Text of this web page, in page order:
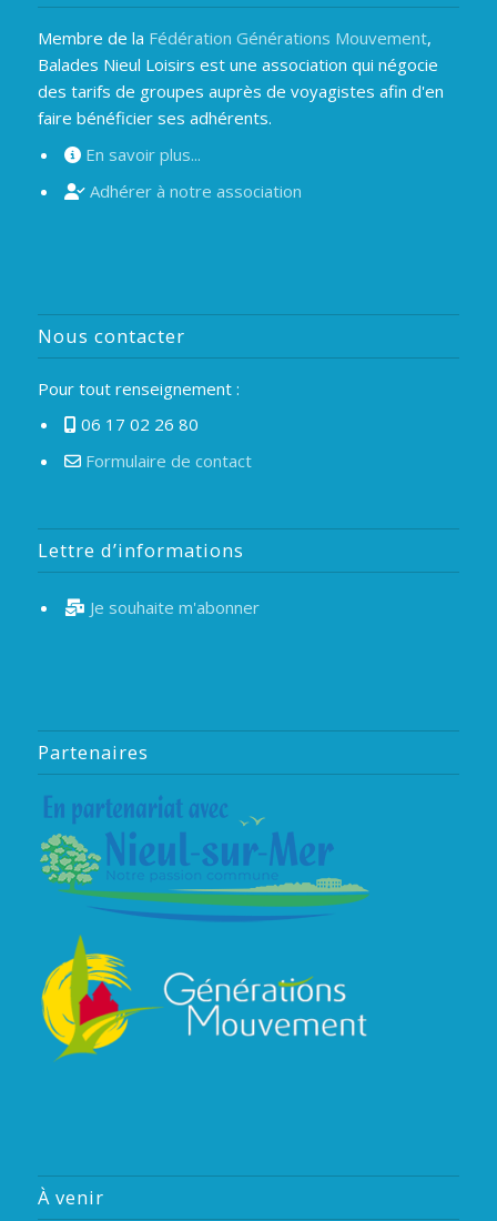
Membre de la Fédération Générations Mouvement,
Balades Nieul Loisirs est une association qui négocie
des tarifs de groupes auprès de voyagistes afin d'en
faire bénéficier ses adhérents.
En savoir plus...
Adhérer à notre association
Nous contacter
Pour tout renseignement :
06 17 02 26 80
Formulaire de contact
Lettre d’informations
Je souhaite m'abonner
Partenaires
À venir